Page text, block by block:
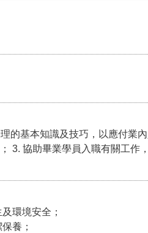
的基本知識及技巧，以應付業
3. 協助畢業學員入職有關工作
環境安全；
養；